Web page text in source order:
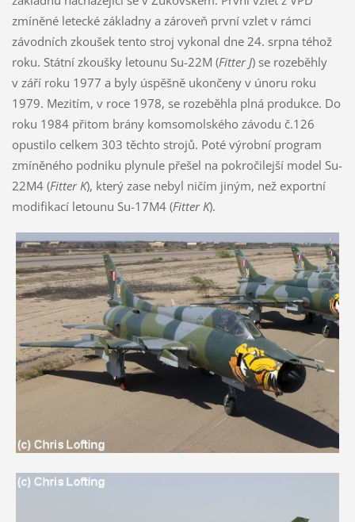
zmíněné letecké základny a zároveň první vzlet v rámci
závodních zkoušek tento stroj vykonal dne 24. srpna téhož
roku. Státní zkoušky letounu Su-22M (Fitter J) se rozeběhly
v září roku 1977 a byly úspěšně ukončeny v únoru roku
1979. Mezitím, v roce 1978, se rozeběhla plná produkce. Do
roku 1984 přitom brány komsomolského závodu č.126
opustilo celkem 303 těchto strojů. Poté výrobní program
zmíněného podniku plynule přešel na pokročilejší model Su-
22M4 (Fitter K), který zase nebyl ničím jiným, než exportní
modifikací letounu Su-17M4 (Fitter K).